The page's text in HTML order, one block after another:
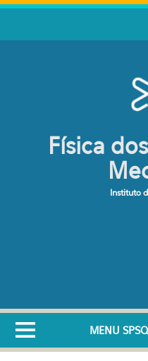
Pular para o conteúdo
Física
Instituto
MENU